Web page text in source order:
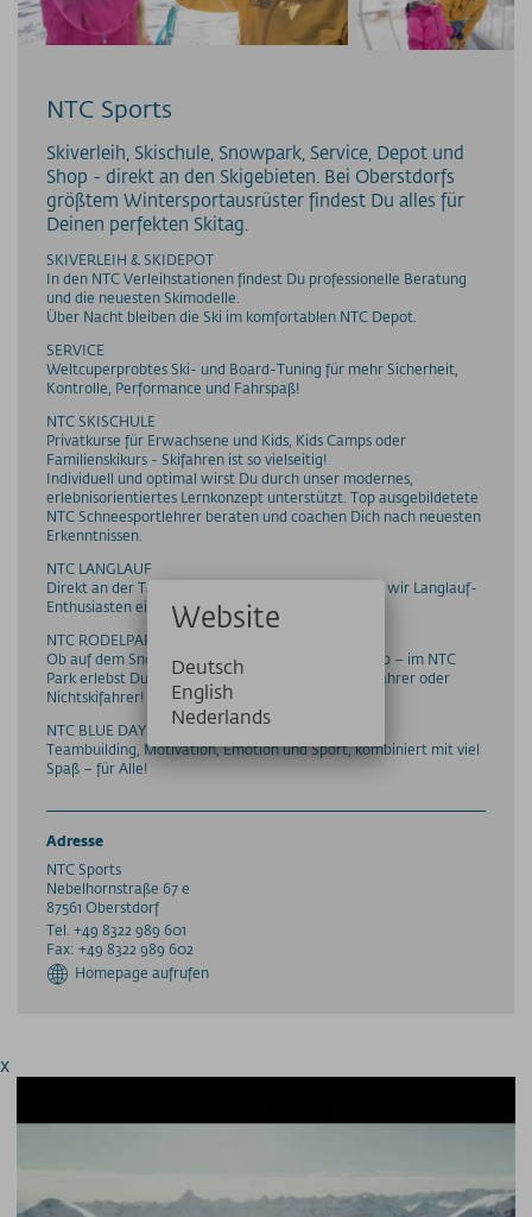
NTC Sports
Skiverleih, Skischule, Snowpark, Service, Depot und
Shop - direkt an den Skigebieten. Bei Oberstdorfs
größtem Wintersportausrüster findest Du alles für
Deinen perfekten Skitag.
SKIVERLEIH & SKIDEPOT
In den NTC Verleihstationen findest Du professionelle Beratung
und die neuesten Skimodelle.
Über Nacht bleiben die Ski im komfortablen NTC Depot.
SERVICE
Weltcuperprobtes Ski- und Board-Tuning für mehr Sicherheit,
Kontrolle, Performance und Fahrspaß!
NTC SKISCHULE
Privatkurse für Erwachsene und Kids, Kids Camps oder
Familienskikurs - Skifahren ist so vielseitig!
Individuell und optimal wirst Du durch unser modernes,
erlebnisorientiertes Lernkonzept unterstützt. Top ausgebildetete
NTC Schneesportlehrer beraten und coachen Dich nach neuesten
Erkenntnissen.
NTC LANGLAUF
Direkt an der Talstation der Nebelhornbahn bieten wir Langlauf-
Enthusiasten eine professionelle Anlaufstelle.
NTC RODELPARK
Ob auf dem Snowbike, mit dem Skifox oder Zipflbob – im NTC
Park erlebst Du Wintervergnügen pur. Egal ob Skifahrer oder
Nichtskifahrer!
NTC BLUE DAY
Teambuilding, Motivation, Emotion und Sport, kombiniert mit viel
Spaß – für Alle!
Adresse
NTC Sports
Nebelhornstraße 67 e
87561 Oberstdorf
Tel. +49 8322 989 601
Fax: +49 8322 989 602
Homepage aufrufen
x
Website
Deutsch
English
Nederlands